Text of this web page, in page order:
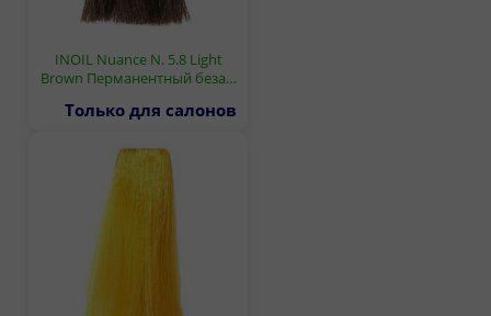
INOIL Nuance N. 5.8 Light
Brown Перманентный беза…
Только для салонов